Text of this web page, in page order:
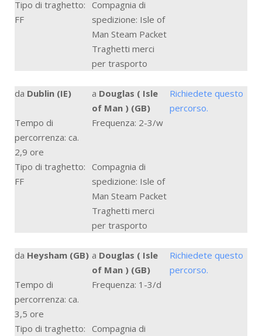
Tipo di traghetto:
FF
Compagnia di
spedizione: Isle of
Man Steam Packet
Traghetti merci
per trasporto
da Dublin (IE) a Douglas ( Isle
of Man ) (GB)
Richiedete questo
percorso.
Tempo di
percorrenza: ca.
2,9 ore
Frequenza: 2-3/w
Tipo di traghetto:
FF
Compagnia di
spedizione: Isle of
Man Steam Packet
Traghetti merci
per trasporto
da Heysham (GB) a Douglas ( Isle
of Man ) (GB)
Richiedete questo
percorso.
Tempo di
percorrenza: ca.
3,5 ore
Frequenza: 1-3/d
Tipo di traghetto: Compagnia di